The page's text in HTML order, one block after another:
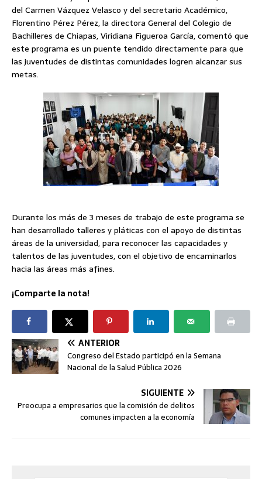
del Carmen Vázquez Velasco y del secretario Académico,
Florentino Pérez Pérez, la directora General del Colegio de
Bachilleres de Chiapas, Viridiana Figueroa García, comentó que
este programa es un puente tendido directamente para que
las juventudes de distintas comunidades logren alcanzar sus
metas.
Durante los más de 3 meses de trabajo de este programa se
han desarrollado talleres y pláticas con el apoyo de distintas
áreas de la universidad, para reconocer las capacidades y
talentos de las juventudes, con el objetivo de encaminarlos
hacia las áreas más afines.
¡Comparte la nota!
ANTERIOR
Congreso del Estado participó en la Semana
Nacional de la Salud Pública 2026
SIGUIENTE
Preocupa a empresarios que la comisión de delitos
comunes impacten a la economía